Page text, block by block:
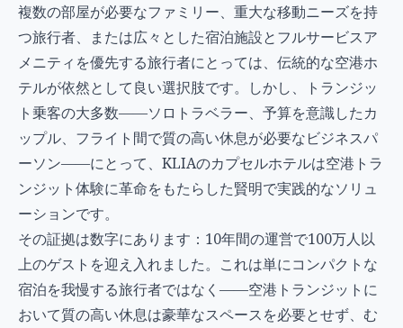
複数の部屋が必要なファミリー、重大な移動ニーズを持
つ旅行者、または広々とした宿泊施設とフルサービスア
メニティを優先する旅行者にとっては、伝統的な空港ホ
テルが依然として良い選択肢です。しかし、トランジッ
ト乗客の大多数——ソロトラベラー、予算を意識したカ
ップル、フライト間で質の高い休息が必要なビジネスパ
ーソン——にとって、KLIAのカプセルホテルは空港トラ
ンジット体験に革命をもたらした賢明で実践的なソリュ
ーションです。
その証拠は数字にあります：10年間の運営で100万人以
上のゲストを迎え入れました。これは単にコンパクトな
宿泊を我慢する旅行者ではなく——空港トランジットに
おいて質の高い休息は豪華なスペースを必要とせず、む